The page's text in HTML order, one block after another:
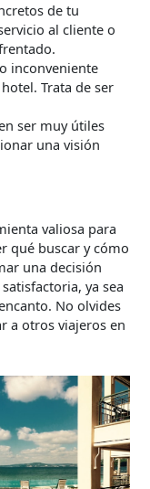
de tu
al cliente o
inconveniente
Trata de ser
ser muy útiles
una visión
valiosa para
qué buscar y cómo
una decisión
ya sea
No olvides
a otros viajeros en